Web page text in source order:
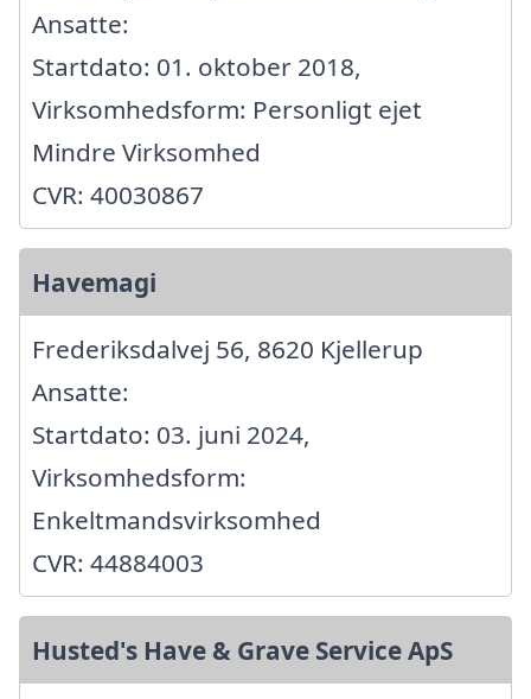
Ansatte:
Startdato: 01. oktober 2018,
Virksomhedsform: Personligt ejet
Mindre Virksomhed
CVR: 40030867
Havemagi
Frederiksdalvej 56, 8620 Kjellerup
Ansatte:
Startdato: 03. juni 2024,
Virksomhedsform:
Enkeltmandsvirksomhed
CVR: 44884003
Husted's Have & Grave Service ApS